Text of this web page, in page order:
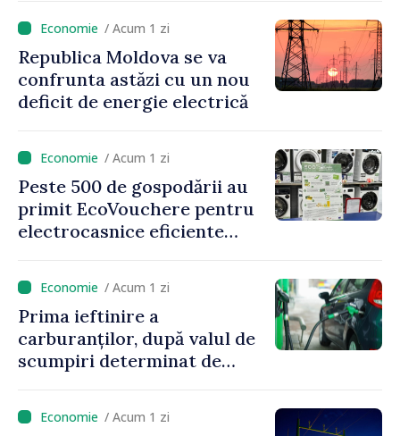
rurală în luna iulie
/ Acum 1 zi
Republica Moldova se va
confrunta astăzi cu un nou
deficit de energie electrică
/ Acum 1 zi
Peste 500 de gospodării au
primit EcoVouchere pentru
electrocasnice eficiente
/ Acum 1 zi
Prima ieftinire a
carburanților, după valul de
scumpiri determinat de
anunță prețuri mai mici la
benzină și motorină
/ Acum 1 zi